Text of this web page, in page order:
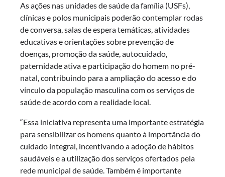
As ações nas unidades de saúde da família (USFs),
clínicas e polos municipais poderão contemplar rodas
de conversa, salas de espera temáticas, atividades
educativas e orientações sobre prevenção de
doenças, promoção da saúde, autocuidado,
paternidade ativa e participação do homem no pré-
natal, contribuindo para a ampliação do acesso e do
vínculo da população masculina com os serviços de
saúde de acordo com a realidade local.
“Essa iniciativa representa uma importante estratégia
para sensibilizar os homens quanto à importância do
cuidado integral, incentivando a adoção de hábitos
saudáveis e a utilização dos serviços ofertados pela
rede municipal de saúde. Também é importante